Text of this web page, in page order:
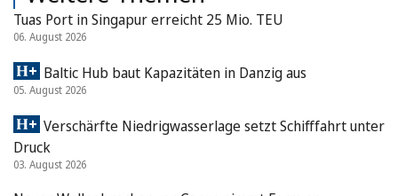
Tuas Port in Singapur erreicht 25 Mio. TEU
06. August 2026
Baltic Hub baut Kapazitäten in Danzig aus
05. August 2026
Verschärfte Niedrigwasserlage setzt Schifffahrt unter
Druck
03. August 2026